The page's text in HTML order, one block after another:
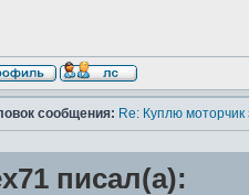
сообщения: Re: Куплю моторчик
писал(а):